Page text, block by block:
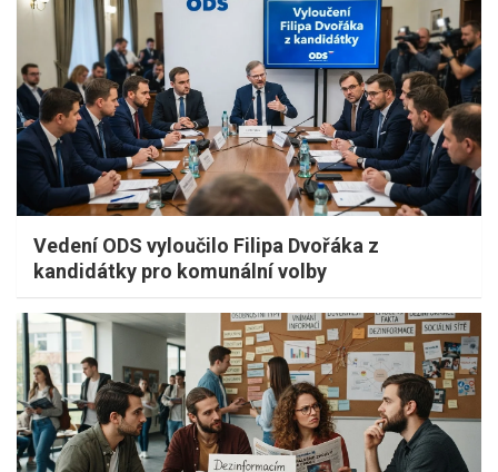
Vedení ODS vyloučilo Filipa Dvořáka z
kandidátky pro komunální volby